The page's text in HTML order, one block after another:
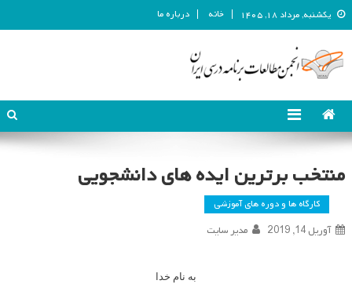
یکشنبه, مرداد ۱۸, ۱۴۰۵ خانه درباره ما
انجمن مطالعات برنامه درسی ایران
منتخب برترین ایده های دانشجویی
کارگاه ها و دوره های آموزشی
آوریل 14, 2019 مدیر سایت
به نام خدا